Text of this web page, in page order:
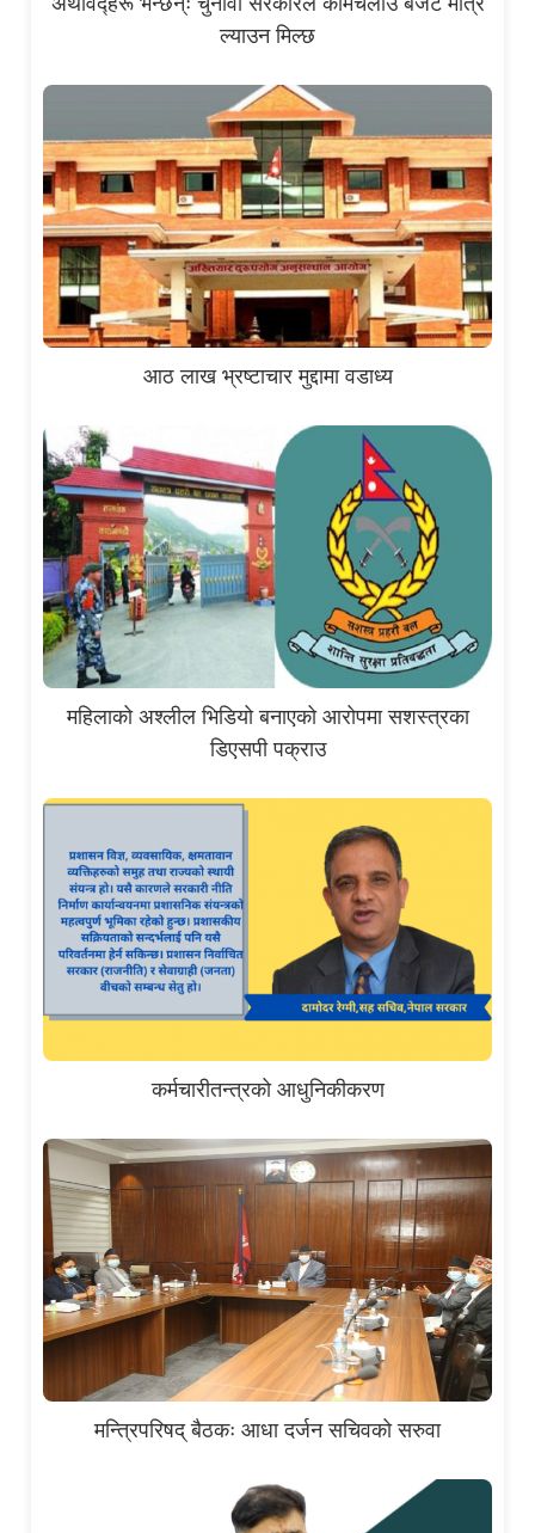
ल्याउन मिल्छ
आठ लाख भ्रष्टाचार मुद्दामा वडाध्य
महिलाको अश्लील भिडियो बनाएको आरोपमा सशस्त्रका
डिएसपी पक्राउ
कर्मचारीतन्त्रको आधुनिकीकरण
मन्त्रिपरिषद् बैठकः आधा दर्जन सचिवको सरुवा